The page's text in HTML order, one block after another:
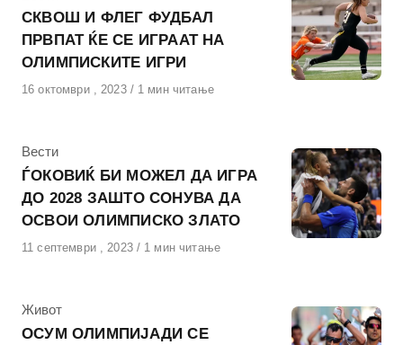
СКВОШ И ФЛЕГ ФУДБАЛ
ПРВПАТ ЌЕ СЕ ИГРААТ НА
ОЛИМПИСКИТЕ ИГРИ
Објавено
16 октомври , 2023 1 мин читање
КАтегорија
Вести
ЃОКОВИЌ БИ МОЖЕЛ ДА ИГРА
ДО 2028 ЗАШТО СОНУВА ДА
ОСВОИ ОЛИМПИСКО ЗЛАТО
Објавено
11 септември , 2023 1 мин читање
КАтегорија
Живот
ОСУМ ОЛИМПИЈАДИ СЕ